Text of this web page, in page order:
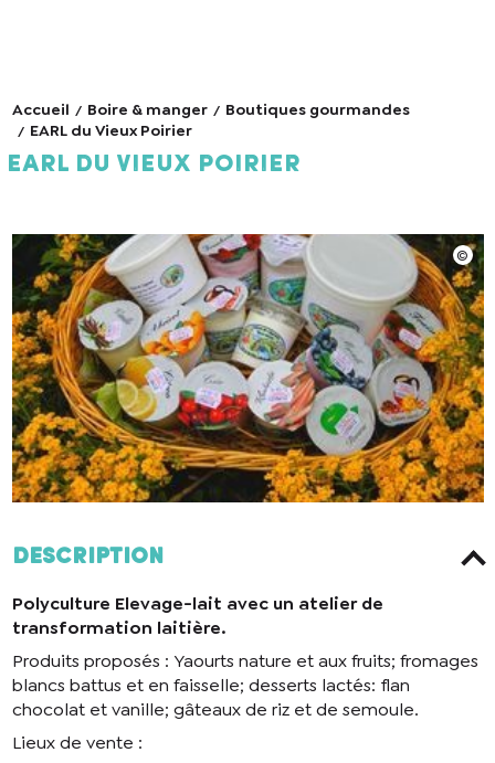
Accueil Boire & manger
Boutiques gourmandes
EARL du Vieux Poirier
EARL du Vieux Poirier
Description
Polyculture Elevage-lait avec un atelier de
transformation laitière.
Produits proposés : Yaourts nature et aux fruits; fromages
blancs battus et en faisselle; desserts lactés: flan
chocolat et vanille; gâteaux de riz et de semoule.
Lieux de vente :